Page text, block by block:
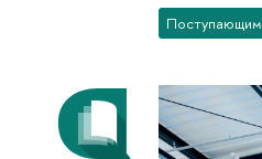
Поступающим